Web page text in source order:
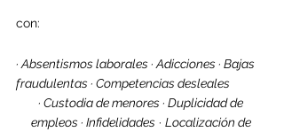
con:
· Absentismos laborales · Adicciones · Bajas
fraudulentas · Competencias desleales
· Custodia de menores · Duplicidad de
empleos · Infidelidades · Localización de